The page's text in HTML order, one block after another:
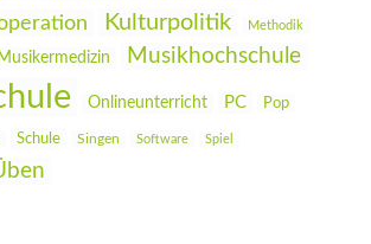
Kulturpolitik Methodik
Musikermedizin Musikhochschule
Onlineunterricht PC Pop
Schule Singen Software Spiel